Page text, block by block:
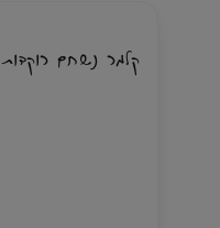
קלמר נשחם רוקדות